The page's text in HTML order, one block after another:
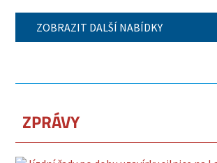
ZOBRAZIT DALŠÍ NABÍDKY
ZPRÁVY